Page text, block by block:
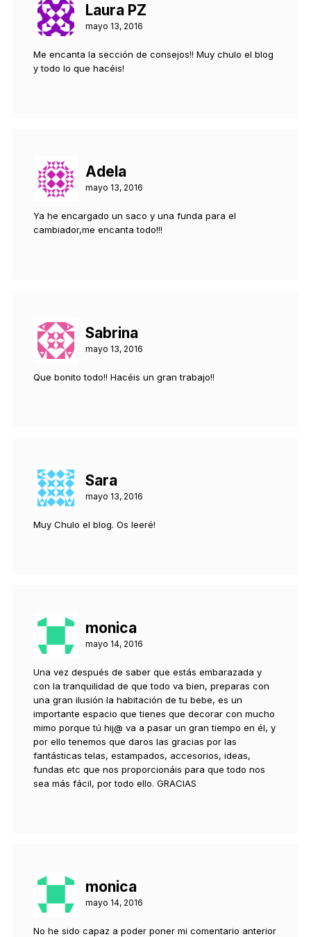
Laura PZ
mayo 13, 2016
Me encanta la sección de consejos!! Muy chulo el blog
y todo lo que hacéis!
Adela
mayo 13, 2016
Ya he encargado un saco y una funda para el
cambiador,me encanta todo!!!
Sabrina
mayo 13, 2016
Que bonito todo!! Hacéis un gran trabajo!!
Sara
mayo 13, 2016
Muy Chulo el blog. Os leeré!
monica
mayo 14, 2016
Una vez después de saber que estás embarazada y
con la tranquilidad de que todo va bien, preparas con
una gran ilusión la habitación de tu bebe, es un
importante espacio que tienes que decorar con mucho
mimo porque tú hij@ va a pasar un gran tiempo en él, y
por ello tenemos que daros las gracias por las
fantásticas telas, estampados, accesorios, ideas,
fundas etc que nos proporcionáis para que todo nos
sea más fácil, por todo ello. GRACIAS
monica
mayo 14, 2016
No he sido capaz a poder poner mi comentario anterior